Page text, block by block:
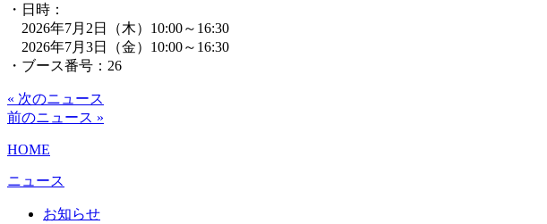
・日時：
2026年7月2日（木）10:00～16:30
2026年7月3日（金）10:00～16:30
・ブース番号：26
« 次のニュース
前のニュース »
HOME
ニュース
お知らせ